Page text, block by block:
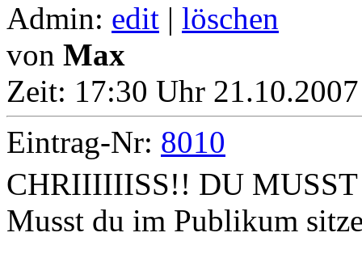
Admin: edit | löschen
von Max
Zeit: 17:30 Uhr
Eintrag-Nr: 8010
CHRIIIIIISS!! DU
Musst du im Publikum